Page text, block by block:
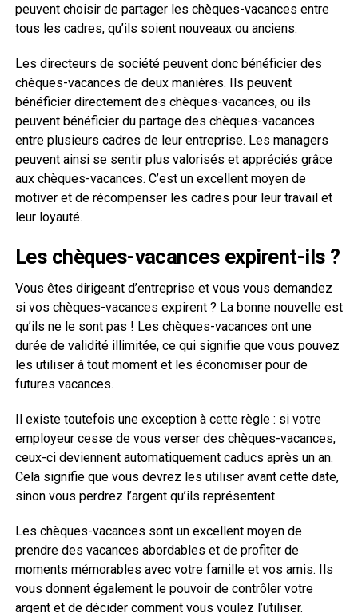
peuvent choisir de partager les chèques-vacances entre
tous les cadres, qu’ils soient nouveaux ou anciens.
Les directeurs de société peuvent donc bénéficier des
chèques-vacances de deux manières. Ils peuvent
bénéficier directement des chèques-vacances, ou ils
peuvent bénéficier du partage des chèques-vacances
entre plusieurs cadres de leur entreprise. Les managers
peuvent ainsi se sentir plus valorisés et appréciés grâce
aux chèques-vacances. C’est un excellent moyen de
motiver et de récompenser les cadres pour leur travail et
leur loyauté.
Les chèques-vacances expirent-ils ?
Vous êtes dirigeant d’entreprise et vous vous demandez
si vos chèques-vacances expirent ? La bonne nouvelle est
qu’ils ne le sont pas ! Les chèques-vacances ont une
durée de validité illimitée, ce qui signifie que vous pouvez
les utiliser à tout moment et les économiser pour de
futures vacances.
Il existe toutefois une exception à cette règle : si votre
employeur cesse de vous verser des chèques-vacances,
ceux-ci deviennent automatiquement caducs après un an.
Cela signifie que vous devrez les utiliser avant cette date,
sinon vous perdrez l’argent qu’ils représentent.
Les chèques-vacances sont un excellent moyen de
prendre des vacances abordables et de profiter de
moments mémorables avec votre famille et vos amis. Ils
vous donnent également le pouvoir de contrôler votre
argent et de décider comment vous voulez l’utiliser.